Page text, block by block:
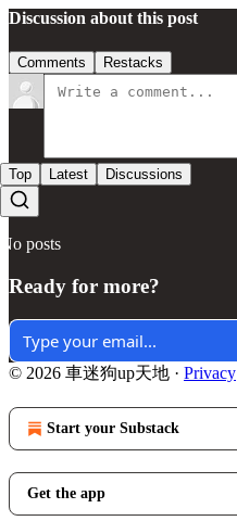
Discussion about this post
Comments Restacks
Top Latest Discussions
No posts
Ready for more?
© 2026 車迷狗up天地 · Privacy
Start your Substack
Get the app